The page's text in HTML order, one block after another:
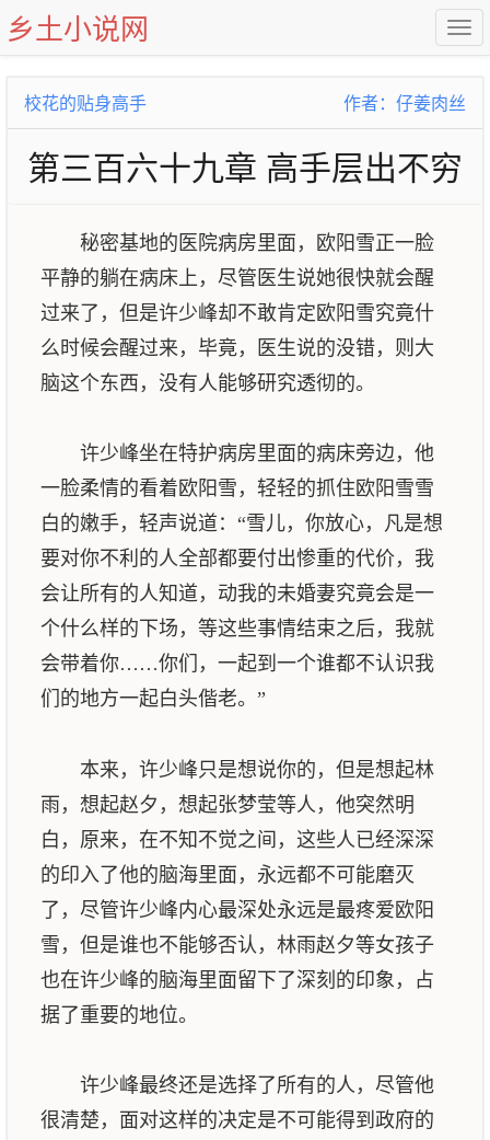
乡土小说网
校花的贴身高手 作者：仔姜肉丝
第三百六十九章 高手层出不穷
秘密基地的医院病房里面，欧阳雪正一脸
平静的躺在病床上，尽管医生说她很快就会醒
过来了，但是许少峰却不敢肯定欧阳雪究竟什
么时候会醒过来，毕竟，医生说的没错，则大
脑这个东西，没有人能够研究透彻的。
许少峰坐在特护病房里面的病床旁边，他
一脸柔情的看着欧阳雪，轻轻的抓住欧阳雪雪
白的嫩手，轻声说道：“雪儿，你放心，凡是想
要对你不利的人全部都要付出惨重的代价，我
会让所有的人知道，动我的未婚妻究竟会是一
个什么样的下场，等这些事情结束之后，我就
会带着你……你们，一起到一个谁都不认识我
们的地方一起白头偕老。”
本来，许少峰只是想说你的，但是想起林
雨，想起赵夕，想起张梦莹等人，他突然明
白，原来，在不知不觉之间，这些人已经深深
的印入了他的脑海里面，永远都不可能磨灭
了，尽管许少峰内心最深处永远是最疼爱欧阳
雪，但是谁也不能够否认，林雨赵夕等女孩子
也在许少峰的脑海里面留下了深刻的印象，占
据了重要的地位。
许少峰最终还是选择了所有的人，尽管他
很清楚，面对这样的决定是不可能得到政府的